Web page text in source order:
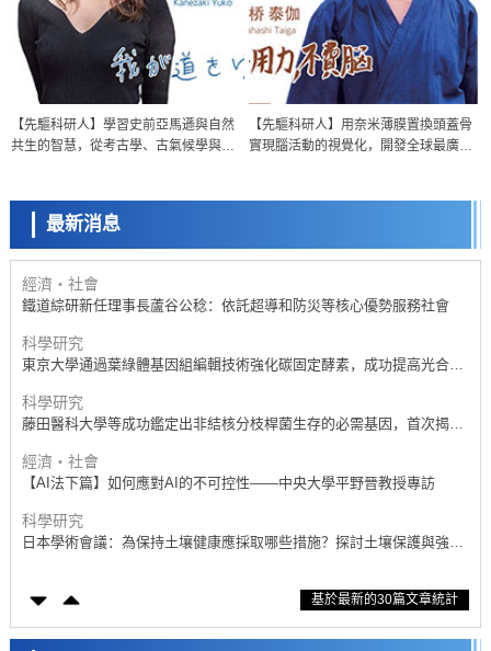
【先驅科研人】學習史前亞馬遜與自然
共生的智慧，從考古學、古氣候學與古
【先驅科研人】用奈米薄膜置換頭蓋骨
實現腦活動的視覺化，開發全球最廣、
最新消息
經濟・社會
【AI法下篇】如何應對AI的不可控性——中央大學平野晉教授專訪
政策
日本科研費增設國際共同研究強化新類別，促進青年研究人員赴海外開
展研究
經濟・社會
鐵道綜研新任理事長蘆谷公稔：依託超導和防災等核心優勢服務社會
科學研究
東京大學通過葉綠體基因組編輯技術強化碳固定酵素，成功提高光合作
科學研究
藤田醫科大學等成功鑑定出非結核分枝桿菌生存的必需基因，首次揭示
經濟・社會
【AI法下篇】如何應對AI的不可控性——中央大學平野晉教授專訪
科學研究
日本學術會議：為保持土壤健康應採取哪些措施？探討土壤保護與強化
大阪大學開發基於水氫鍵網路的溫度預測新方法，AI從分子排列資訊中
經濟・社會
基於最新的30篇文章統計